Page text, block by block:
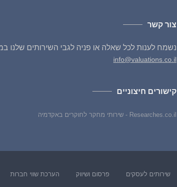
צור קשר
נשמח לענות לכל שאלה או פניה לגבי השירותים שלנו
info@valuations.co.il
קישורים חיצוניים
Researches.co.il - שירותי מחקר לחוקרים באקדמיה
שירותים לעסקים פרסום ושיווק הערכת שווי חברות